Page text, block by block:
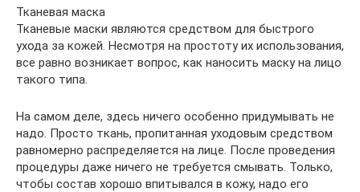
Тканевая маска
Тканевые маски являются средством для быстрого
ухода за кожей. Несмотря на простоту их использования,
все равно возникает вопрос, как наносить маску на лицо
такого типа.
На самом деле, здесь ничего особенно придумывать не
надо. Просто ткань, пропитанная уходовым средством
равномерно распределяется на лице. После проведения
процедуры даже ничего не требуется смывать. Только,
чтобы состав хорошо впитывался в кожу, надо его